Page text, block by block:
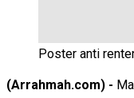
Poster anti
(Arrahmah.com) -